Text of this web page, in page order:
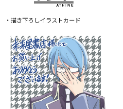
・描き下ろしイラストカード